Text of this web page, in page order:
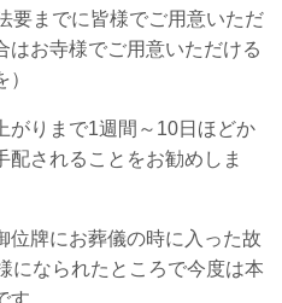
要までに皆様でご用意いただ
はお寺様でご用意いただける
がりまで1週間～10日ほどか
されることをお勧めしま
位牌にお葬儀の時に入った故
になられたところで今度は本
。